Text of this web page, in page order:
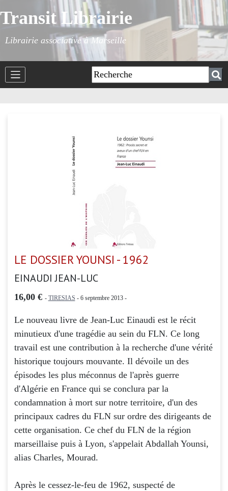
Transit Librairie
Librairie associative à Marseille
LE DOSSIER YOUNSI - 1962
EINAUDI JEAN-LUC
16,00 € - TIRESIAS - 6 septembre 2013 -
Le nouveau livre de Jean-Luc Einaudi est le récit
minutieux d'une tragédie au sein du FLN. Ce long
travail est une contribution à la recherche d'une vérité
historique toujours mouvante. Il dévoile un des
épisodes les plus méconnus de l'après guerre
d'Algérie en France qui se conclura par la
condamnation à mort sur notre territoire, d'un des
principaux cadres du FLN sur ordre des dirigeants de
cette organisation. Ce chef du FLN de la région
marseillaise puis à Lyon, s'appelait Abdallah Younsi,
alias Charles, Mourad.
Après le cessez-le-feu de 1962, suspecté de